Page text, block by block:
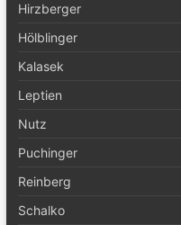
Hirzberger
Hölblinger
Kalasek
Leptien
Nutz
Puchinger
Reinberg
Schalko